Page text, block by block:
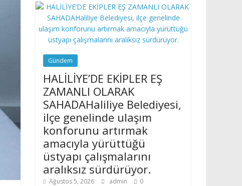
Gündem
HALİLİYE’DE EKİPLER EŞ
ZAMANLI OLARAK
SAHADAHaliliye Belediyesi,
ilçe genelinde ulaşım
konforunu artırmak
amacıyla yürüttüğü
üstyapı çalışmalarını
aralıksız sürdürüyor.
Ağustos 5, 2026 admin 0